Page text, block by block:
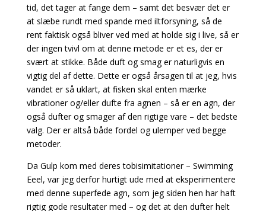
tid, det tager at fange dem – samt det besvær det er
at slæbe rundt med spande med iltforsyning, så de
rent faktisk også bliver ved med at holde sig i live, så er
der ingen tvivl om at denne metode er et es, der er
svært at stikke. Både duft og smag er naturligvis en
vigtig del af dette. Dette er også årsagen til at jeg, hvis
vandet er så uklart, at fisken skal enten mærke
vibrationer og/eller dufte fra agnen – så er en agn, der
også dufter og smageraf den rigtige vare – det bedste
valg. Der er altså både fordel og ulemper ved begge
metoder.
Da Gulp kom med deres tobisimitationer – Swimming
Eeel, var jeg derfor hurtigt ude med at eksperimentere
med denne superfede agn, som jeg siden hen har haft
rigtig gode resultater med – og det at den dufter helt